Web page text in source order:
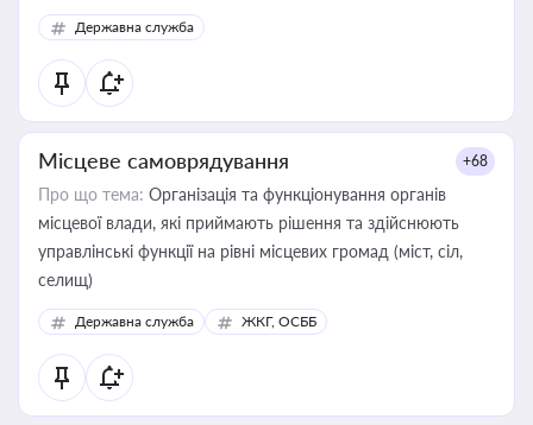
Державна служба
Місцеве самоврядування +68
Про що тема: Організація та функціонування органів
місцевої влади, які приймають рішення та здійснюють
управлінські функції на рівні місцевих громад (міст, сіл,
селищ)
Державна служба ЖКГ, ОСББ